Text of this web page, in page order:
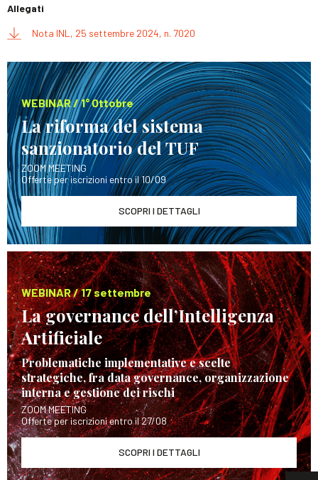
Allegati
Nota INL, 25 settembre 2024, n. 7020
WEBINAR / 1° Ottobre
La riforma del sistema
sanzionatorio del TUF
ZOOM MEETING
Offerte per iscrizioni entro il 10/09
SCOPRI I DETTAGLI
WEBINAR / 17 settembre
La governance dell’Intelligenza
Artificiale
Problematiche implementative e scelte
strategiche, fra data governance, organizzazione
interna e gestione dei rischi
ZOOM MEETING
Offerte per iscrizioni entro il 27/08
SCOPRI I DETTAGLI